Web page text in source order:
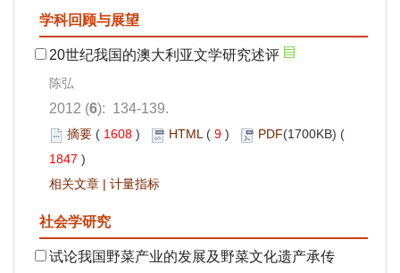
学科回顾与展望
20世纪我国的澳大利亚文学研究述评
陈弘
2012 (6): 134-139.
摘要 ( 1608 ) HTML( 9 ) PDF(1700KB) (
1847 )
相关文章 | 计量指标
社会学研究
试论我国野菜产业的发展及野菜文化遗产承传